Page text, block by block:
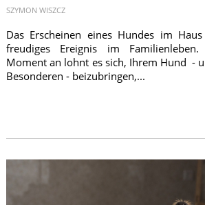
SZYMON WISZCZ
Das Erscheinen eines Hundes im
freudiges Ereignis im
Moment an lohnt es sich, Ihrem Hund -
Besonderen - beizubringen,...